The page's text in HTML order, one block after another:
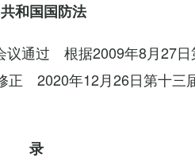
和国国防法
议通过 根据2009年8月27
正 2020年12月26日第十三
录